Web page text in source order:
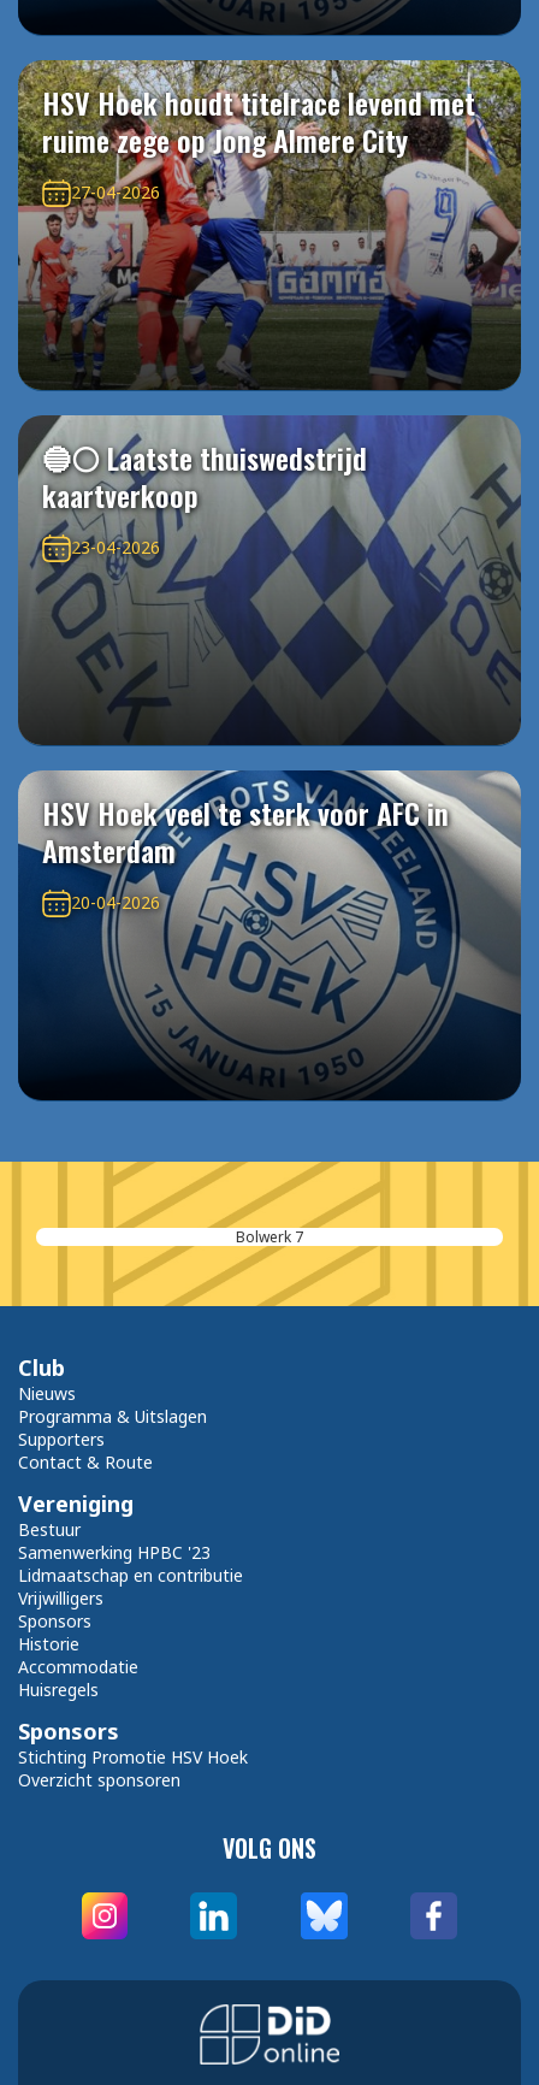
HSV Hoek houdt titelrace levend met
ruime zege op Jong Almere City
27-04-2026
🔵⚪️ Laatste thuiswedstrijd
kaartverkoop
23-04-2026
HSV Hoek veel te sterk voor AFC in
Amsterdam
20-04-2026
Even Kijken BV
VOLG ONS
Club
Nieuws
Programma & Uitslagen
Supporters
Contact & Route
Vereniging
Bestuur
Samenwerking HPBC '23
Lidmaatschap en contributie
Vrijwilligers
Sponsors
Historie
Accommodatie
Huisregels
Sponsors
Stichting Promotie HSV Hoek
Overzicht sponsoren